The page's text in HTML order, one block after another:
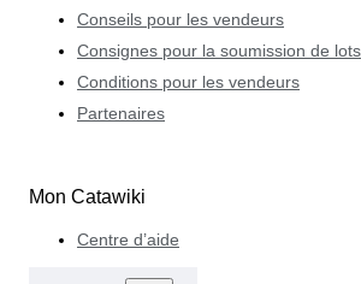
Conseils pour les vendeurs
Consignes pour la soumission de lots
Conditions pour les vendeurs
Partenaires
Mon Catawiki
Centre d’aide